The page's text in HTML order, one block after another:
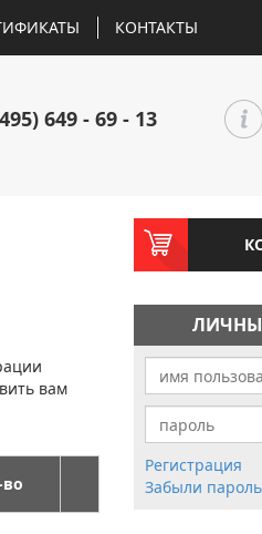
КОНТАКТЫ
649 - 69 - 13
вам
Регистрация
Забыли